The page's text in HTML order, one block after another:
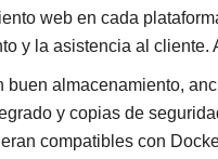
web en cada
y la asistencia al cliente.
buen almacenamiento,
y copias de
compatibles con